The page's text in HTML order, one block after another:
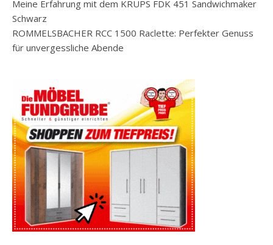
Meine Erfahrung mit dem KRUPS FDK 451 Sandwichmaker
Schwarz
ROMMELSBACHER RCC 1500 Raclette: Perfekter Genuss
für unvergessliche Abende